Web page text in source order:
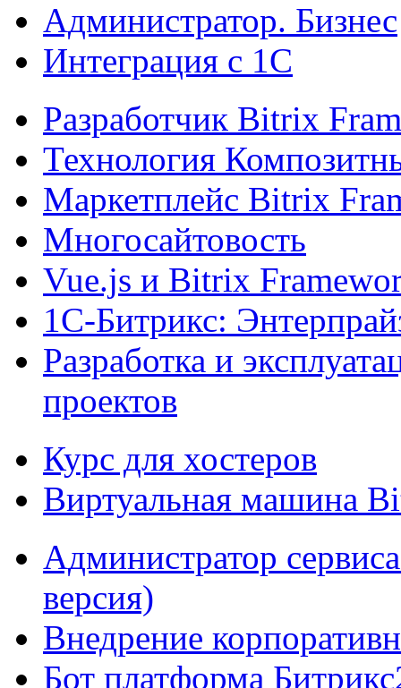
Администратор. Бизнес
Интеграция с 1С
Разработчик Bitrix
Технология
Маркетплейс Bitrix
Многосайтовость
Vue.js и Bitrix
1С-Битрикс:
Разработка и
проектов
Курс для хостеров
Виртуальная машина
Администратор
версия)
Внедрение
Бот платформа